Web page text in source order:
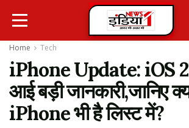
Home Tech
iPhone Update: iOS
आई बड़ी जानकारी,जानिए
iPhone भी है लिस्ट में?